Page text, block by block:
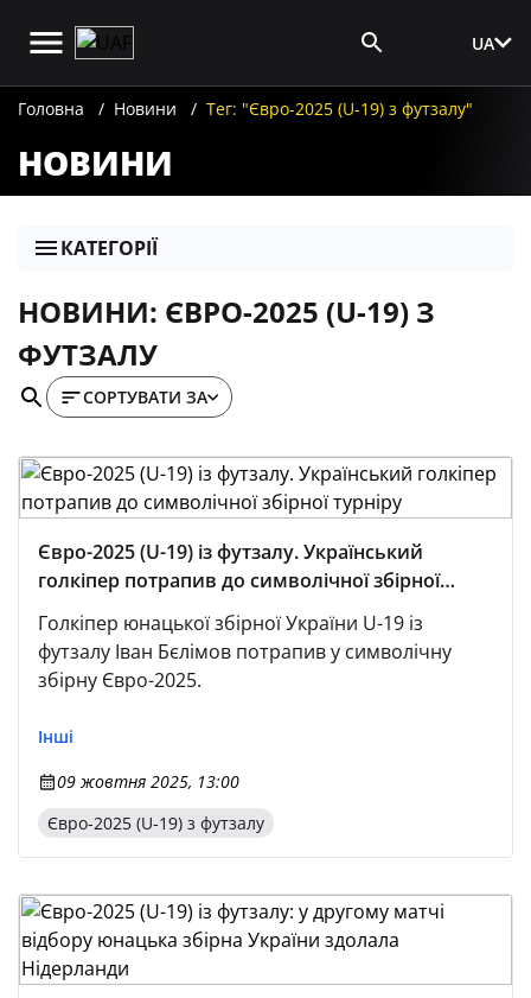
UA
Головна Новини Тег: "Євро-2025 (U-19) з футзалу"
НОВИНИ
КАТЕГОРІЇ
НОВИНИ: ЄВРО-2025 (U-19) З
ФУТЗАЛУ
СОРТУВАТИ ЗА
Євро-2025 (U-19) із футзалу. Український
голкіпер потрапив до символічної збірної
турніру
Голкіпер юнацької збірної України U-19 із
футзалу Іван Бєлімов потрапив у символічну
збірну Євро-2025.
Інші
09 жовтня 2025, 13:00
Євро-2025 (U-19) з футзалу